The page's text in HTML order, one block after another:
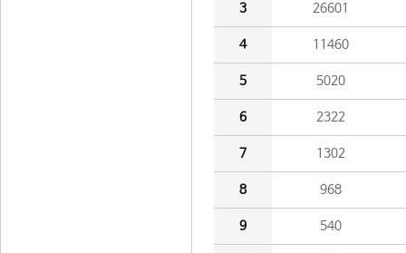
3 26601
4 11460
5 5020
6 2322
7 1302
8 968
9 540